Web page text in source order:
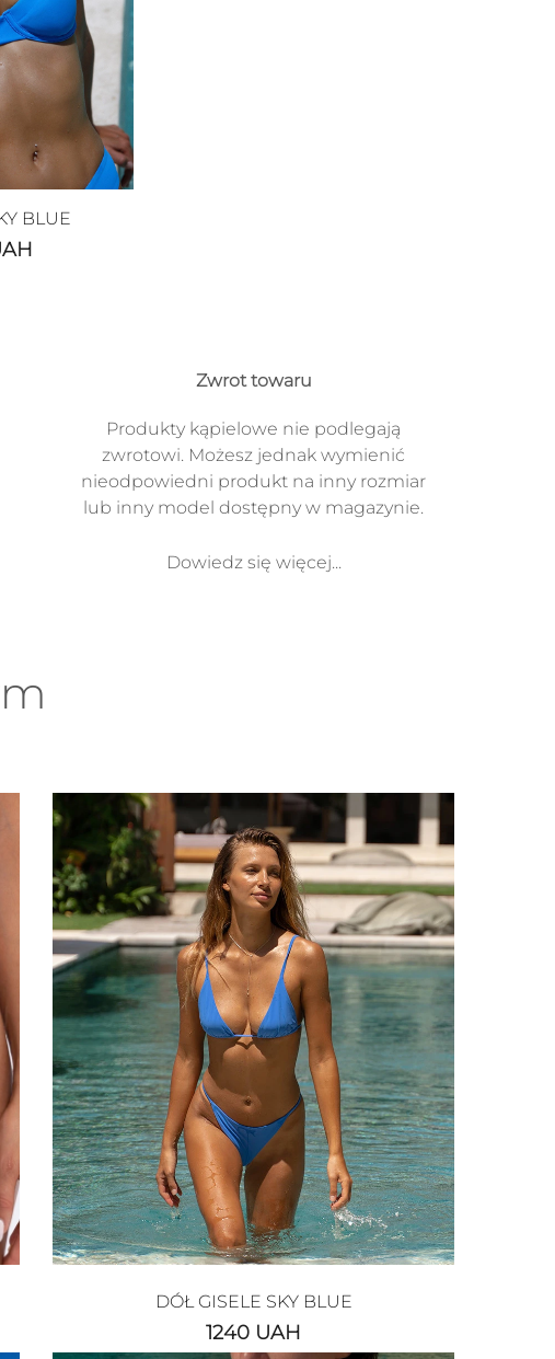
BLUE
Zwrot towaru
Produkty kąpielowe nie podlegają
zwrotowi. Możesz jednak wymienić
nieodpowiedni produkt na inny rozmiar
lub inny model dostępny w magazynie.
Dowiedz się więcej...
DÓŁ GISELE SKY BLUE
1240 UAH